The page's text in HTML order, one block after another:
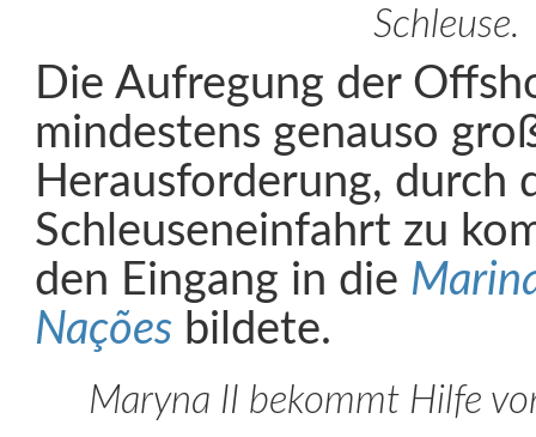
Schleuse.
Die Aufregung der
mindestens genauso
Herausforderung, durch
Schleuseneinfahrt zu
den Eingang in die
Nações bildete.
Maryna II bekommt Hilfe